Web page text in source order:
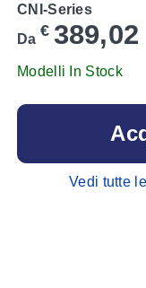
CNI-Series
Da € 389,02
Modelli In Stock
Vedi tutte